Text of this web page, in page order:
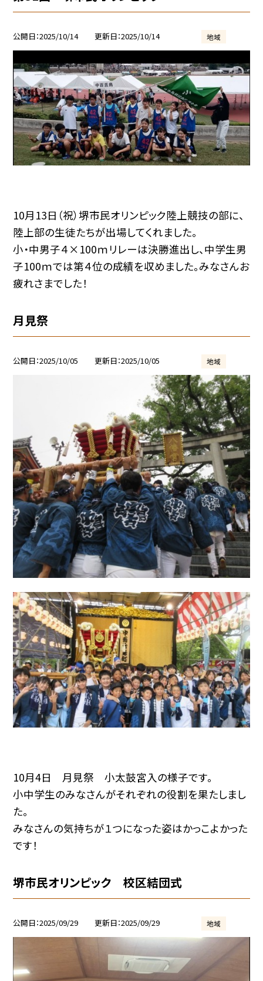
公開日 2025/10/14 更新日 2025/10/14 地域
10月13日（祝）堺市民オリンピック陸上競技の部に、
陸上部の生徒たちが出場してくれました。
小・中男子４×100ｍリレーは決勝進出し、中学生男
子100ｍでは第４位の成績を収めました。みなさんお
疲れさまでした！
月見祭
公開日 2025/10/05 更新日 2025/10/05 地域
10月4日 月見祭 小太鼓宮入の様子です。
小中学生のみなさんがそれぞれの役割を果たしまし
た。
みなさんの気持ちが１つになった姿はかっこよかった
です！
堺市民オリンピック 校区結団式
公開日 2025/09/29 更新日 2025/09/29 地域